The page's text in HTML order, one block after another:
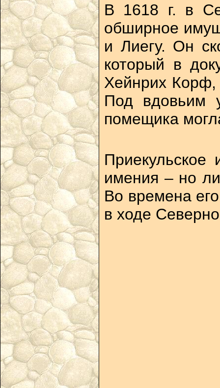
В 1618 г. в
обширное
и Лиегу. Он
который в
Хейнрих Корф,
Под вдовьим
помещика
имения – но
Во времена
в ходе